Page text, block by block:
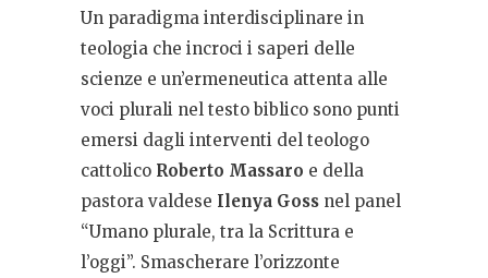
Un paradigma interdisciplinare in
teologia che incroci i saperi delle
scienze e un’ermeneutica attenta alle
voci plurali nel testo biblico sono punti
emersi dagli interventi del teologo
cattolico Roberto Massaro e della
pastora valdese Ilenya Goss nel panel
“Umano plurale, tra la Scrittura e
l’oggi”. Smascherare l’orizzonte